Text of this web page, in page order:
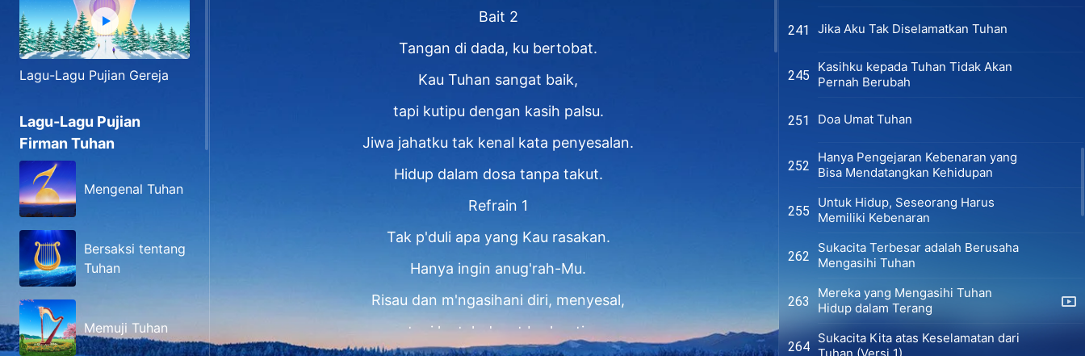
Lagu-Lagu Pujian Gereja
Lagu-Lagu Pujian
Firman Tuhan
Mengenal Tuhan
Bersaksi tentang
Tuhan
Memuji Tuhan
Bait 2
Tangan di dada, ku bertobat.
Kau Tuhan sangat baik,
tapi kutipu dengan kasih palsu.
Jiwa jahatku tak kenal kata penyesalan.
Hidup dalam dosa tanpa takut.
Refrain 1
Tak p'duli apa yang Kau rasakan.
Hanya ingin anug'rah-Mu.
Risau dan m'ngasihani diri, menyesal,
tapi ku tak dapat berhenti.
241 Jika Aku Tak Diselamatkan Tuhan
245
Kasihku kepada Tuhan Tidak Akan
Pernah Berubah
251 Doa Umat Tuhan
252
Hanya Pengejaran Kebenaran yang
Bisa Mendatangkan Kehidupan
255
Untuk Hidup, Seseorang Harus
Memiliki Kebenaran
262
Sukacita Terbesar adalah Berusaha
Mengasihi Tuhan
263
Mereka yang Mengasihi Tuhan
Hidup dalam Terang
264
Sukacita Kita atas Keselamatan dari